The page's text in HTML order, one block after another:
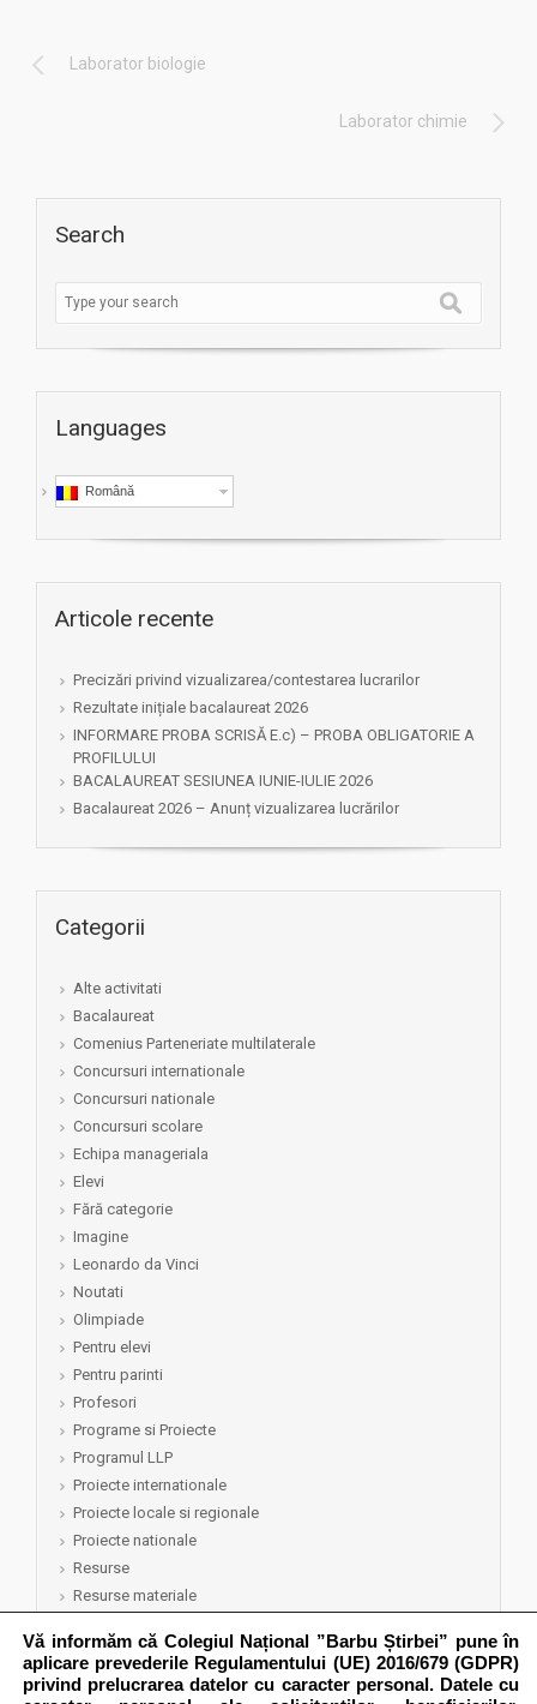
Laborator biologie
Laborator chimie
Search
Languages
Română
Articole recente
Precizări privind vizualizarea/contestarea lucrarilor
Rezultate inițiale bacalaureat 2026
INFORMARE PROBA SCRISĂ E.c) – PROBA OBLIGATORIE A
PROFILULUI
BACALAUREAT SESIUNEA IUNIE-IULIE 2026
Bacalaureat 2026 – Anunț vizualizarea lucrărilor
Categorii
Alte activitati
Bacalaureat
Comenius Parteneriate multilaterale
Concursuri internationale
Concursuri nationale
Concursuri scolare
Echipa manageriala
Elevi
Fără categorie
Imagine
Leonardo da Vinci
Noutati
Olimpiade
Pentru elevi
Pentru parinti
Profesori
Programe si Proiecte
Programul LLP
Proiecte internationale
Proiecte locale si regionale
Proiecte nationale
Resurse
Resurse materiale
Rezultate
Semep 2015-2016
Vă informăm că Colegiul Național ”Barbu Știrbei” pune în
aplicare prevederile Regulamentului (UE) 2016/679 (GDPR)
privind prelucrarea datelor cu caracter personal. Datele cu